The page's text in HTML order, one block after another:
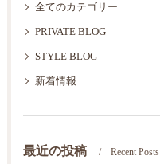
全てのカテゴリー
PRIVATE BLOG
STYLE BLOG
新着情報
最近の投稿 Recent Posts